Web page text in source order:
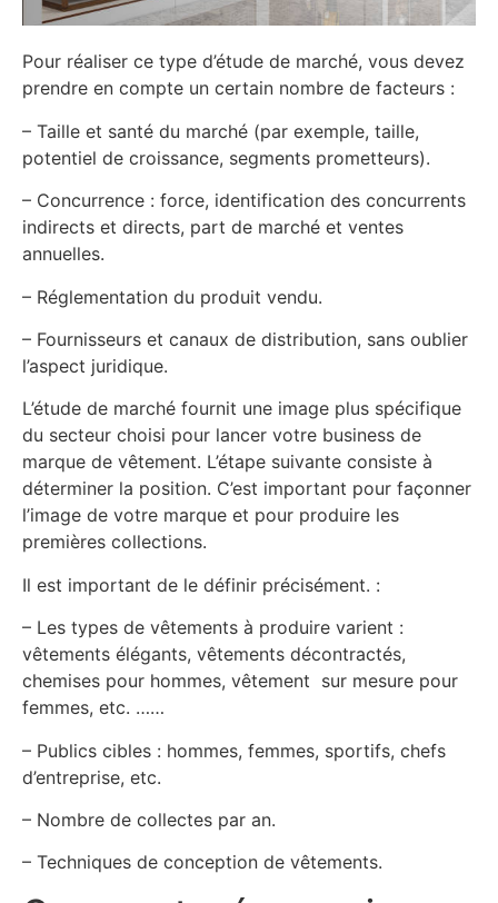
Pour réaliser ce type d’étude de marché, vous devez
prendre en compte un certain nombre de facteurs :
– Taille et santé du marché (par exemple, taille,
potentiel de croissance, segments prometteurs).
– Concurrence : force, identification des concurrents
indirects et directs, part de marché et ventes
annuelles.
– Réglementation du produit vendu.
– Fournisseurs et canaux de distribution, sans oublier
l’aspect juridique.
L’étude de marché fournit une image plus spécifique
du secteur choisi pour lancer votre business de
marque de vêtement. L’étape suivante consiste à
déterminer la position. C’est important pour façonner
l’image de votre marque et pour produire les
premières collections.
Il est important de le définir précisément. :
– Les types de vêtements à produire varient :
vêtements élégants, vêtements décontractés,
chemises pour hommes, vêtement sur mesure pour
femmes, etc. ……
– Publics cibles : hommes, femmes, sportifs, chefs
d’entreprise, etc.
– Nombre de collectes par an.
– Techniques de conception de vêtements.